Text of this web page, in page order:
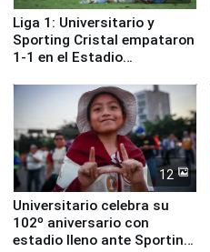
Liga 1: Universitario y
Sporting Cristal empataron
1-1 en el Estadio
12
Universitario celebra su
102º aniversario con
estadio lleno ante Sporting